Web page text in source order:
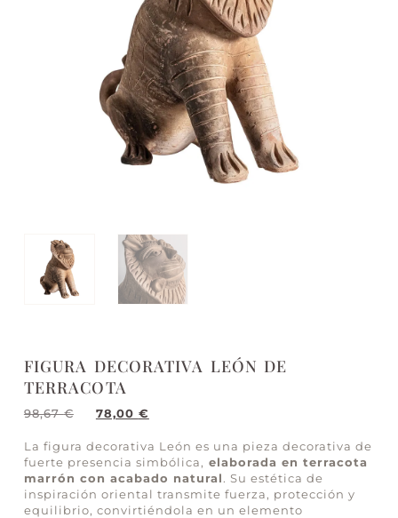
FIGURA DECORATIVA LEÓN DE
TERRACOTA
98,67€ 78,00 €
La figura decorativa León es una pieza decorativa de
fuerte presencia simbólica, elaborada en terracota
marrón con acabado natural. Su estética de
inspiración oriental transmite fuerza, protección y
equilibrio, convirtiéndola en un elemento